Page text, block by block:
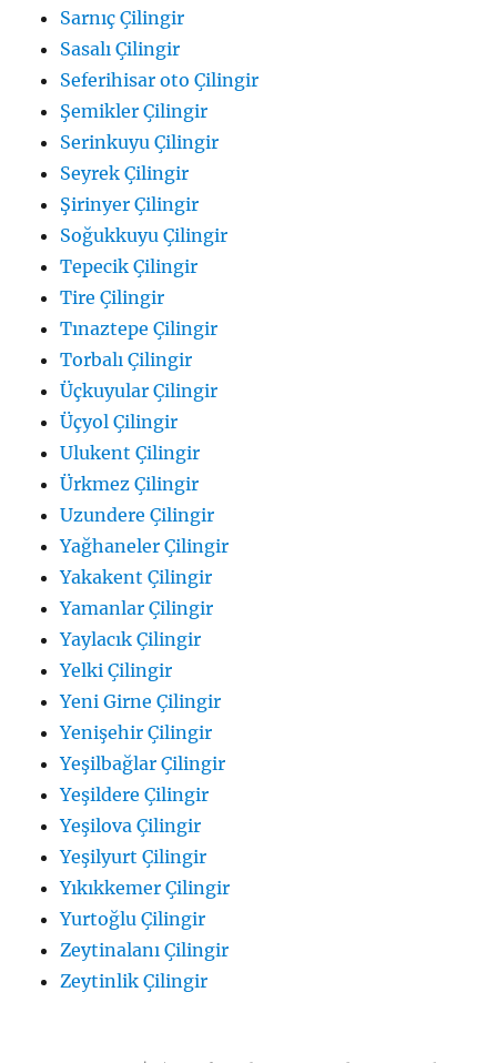
Sarnıç Çilingir
Sasalı Çilingir
Seferihisar oto Çilingir
Şemikler Çilingir
Serinkuyu Çilingir
Seyrek Çilingir
Şirinyer Çilingir
Soğukkuyu Çilingir
Tepecik Çilingir
Tire Çilingir
Tınaztepe Çilingir
Torbalı Çilingir
Üçkuyular Çilingir
Üçyol Çilingir
Ulukent Çilingir
Ürkmez Çilingir
Uzundere Çilingir
Yağhaneler Çilingir
Yakakent Çilingir
Yamanlar Çilingir
Yaylacık Çilingir
Yelki Çilingir
Yeni Girne Çilingir
Yenişehir Çilingir
Yeşilbağlar Çilingir
Yeşildere Çilingir
Yeşilova Çilingir
Yeşilyurt Çilingir
Yıkıkkemer Çilingir
Yurtoğlu Çilingir
Zeytinalanı Çilingir
Zeytinlik Çilingir